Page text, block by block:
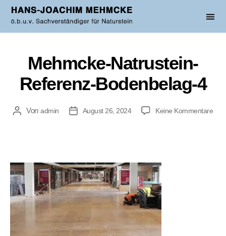
Mehmcke-Natrustein-
Referenz-Bodenbelag-4
Von admin August 26, 2024 Keine Kommentare